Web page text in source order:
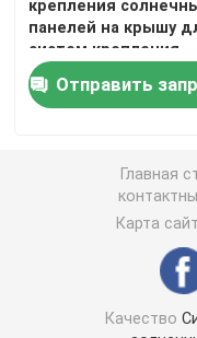
крепления
панелей на крышу
систем крепления
солнечных панелей
черепичные крыши,
предлагающие
Отправить
Главная
Карта
Качество